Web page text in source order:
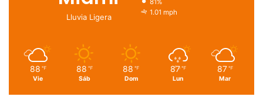
Lluvia Ligera
81%
1.01 mph
88 ℉
Vie
88 ℉
Sáb
88 ℉
Dom
87 ℉
Lun
87 ℉
Mar